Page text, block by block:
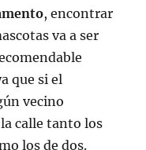
, encontrar
va a ser
que si el
vecino
calle tanto los
los de dos.